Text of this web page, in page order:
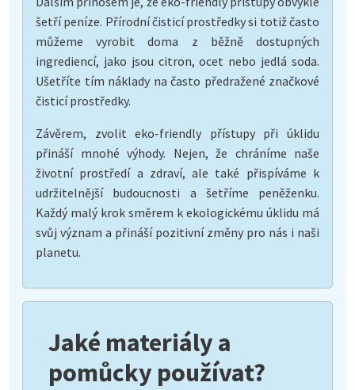
šetří peníze. Přírodní čisticí prostředky si totiž často
můžeme vyrobit doma z běžně dostupných
ingrediencí, jako jsou citron, ocet nebo jedlá soda.
Ušetříte tím náklady na často předražené značkové
čisticí prostředky.
Závěrem, zvolit eko-friendly přístupy při úklidu
přináší mnohé výhody. Nejen, že chráníme naše
životní prostředí a zdraví, ale také přispíváme k
udržitelnější budoucnosti a šetříme peněženku.
Každý malý krok směrem k ekologickému úklidu má
svůj význam a přináší pozitivní změny pro nás i naši
planetu.
Jaké materiály a
pomůcky používat?